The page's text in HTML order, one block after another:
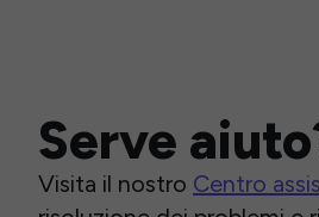
Serve
Visita il nostro Centro